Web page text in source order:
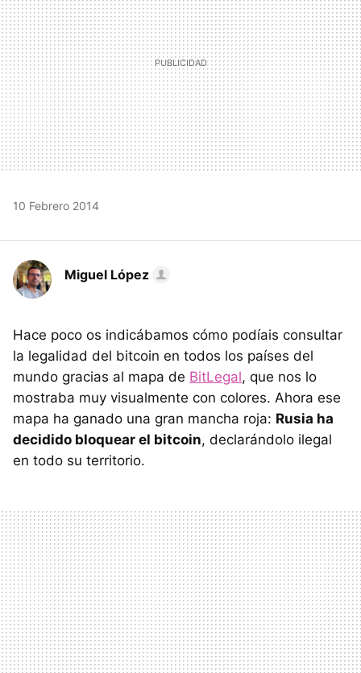
10 Febrero 2014
Miguel López
Hace poco os indicábamos cómo podíais consultar
la legalidad del bitcoin en todos los países del
mundo gracias al mapa de BitLegal, que nos lo
mostraba muy visualmente con colores. Ahora ese
mapa ha ganado una gran mancha roja: Rusia ha
decidido bloquear el bitcoin, declarándolo ilegal
en todo su territorio.